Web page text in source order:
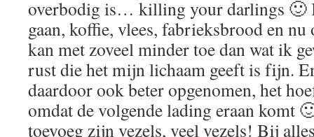
overbodig is… killing your darlings 🙂
gaan, koffie, vlees, fabrieksbrood en nu
kan met zoveel minder toe dan wat ik
rust die het mijn lichaam geeft is fijn.
daardoor ook beter opgenomen, het
omdat de volgende lading eraan komt
toevoeg zijn vezels, veel vezels! Bij